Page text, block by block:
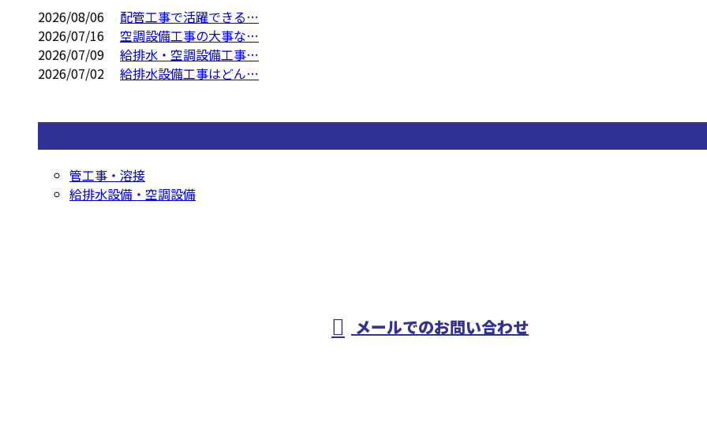
2026/08/06
配管工事で活躍できる…
2026/07/16
空調設備工事の大事な…
2026/07/09
給排水・空調設備工事…
2026/07/02
給排水設備工事はどん…
管工事・溶接
給排水設備・空調設備
メールでのお問い合わせ